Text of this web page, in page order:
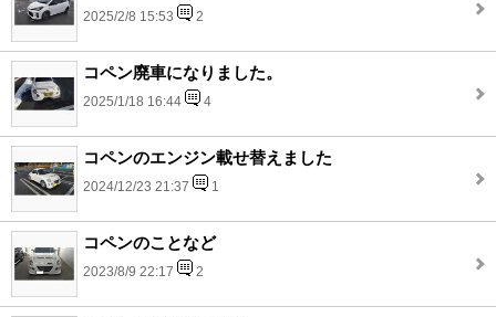
2025/2/8 15:53 2
コペン廃車になりました。
2025/1/18 16:44 4
コペンのエンジン載せ替えました
2024/12/23 21:37 1
コペンのことなど
2023/8/9 22:17 2